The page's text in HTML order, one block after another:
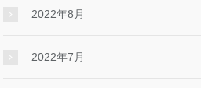
2022年8月
2022年7月